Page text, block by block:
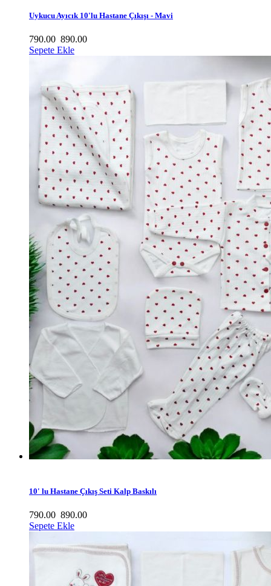
Uykucu Ayıcık 10'lu Hastane Çıkışı - Mavi
790.00 890.00
Sepete Ekle
10' lu Hastane Çıkış Seti Kalp Baskılı
790.00 890.00
Sepete Ekle